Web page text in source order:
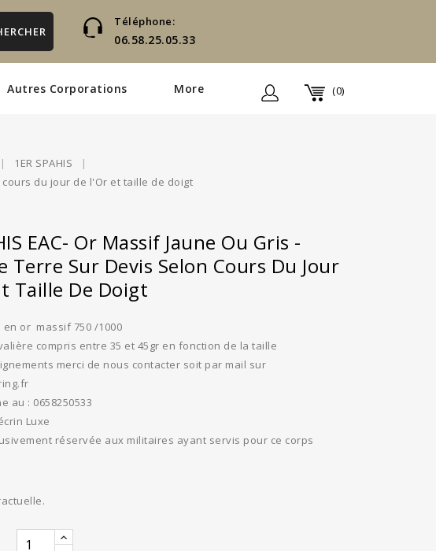
Téléphone:
06.58.25.05.33
(0)
Autres Corporations More
1ER SPAHIS
cours du jour de l'Or et taille de doigt
EAC- Or Massif Jaune Ou Gris -
Terre Sur Devis Selon Cours Du Jour
Taille De Doigt
en or massif 750 /1000
compris entre 35 et 45gr en fonction de la taille
merci de nous contacter soit par mail sur
au : 0658250533
Luxe
réservée aux militaires ayant servis pour ce corps